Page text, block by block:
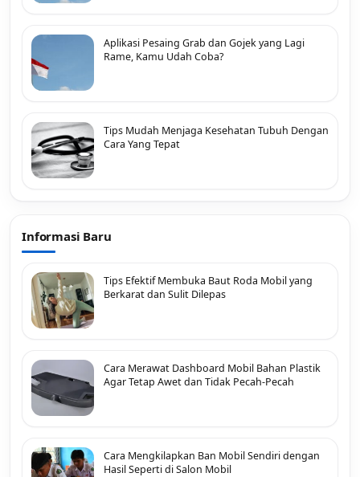
Aplikasi Pesaing Grab dan Gojek yang Lagi
Rame, Kamu Udah Coba?
Tips Mudah Menjaga Kesehatan Tubuh Dengan
Cara Yang Tepat
Informasi Baru
Tips Efektif Membuka Baut Roda Mobil yang
Berkarat dan Sulit Dilepas
Cara Merawat Dashboard Mobil Bahan Plastik
Agar Tetap Awet dan Tidak Pecah-Pecah
Cara Mengkilapkan Ban Mobil Sendiri dengan
Hasil Seperti di Salon Mobil